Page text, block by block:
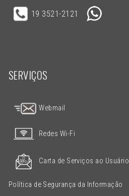
19 3521-2121
SERVIÇOS
Webmail
Redes Wi-Fi
Carta de Serviços ao Usuário
Política de Segurança da Informação